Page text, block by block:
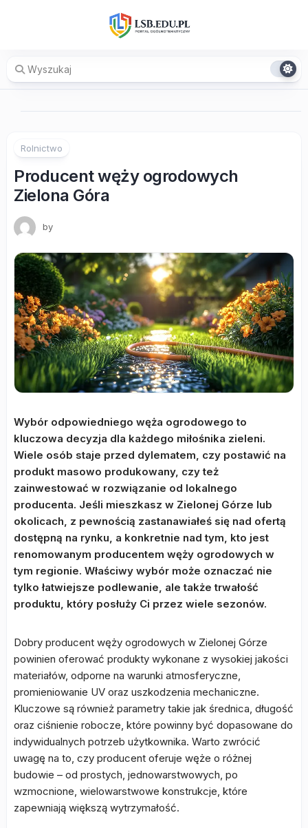
Rolnictwo
Producent węży ogrodowych
Zielona Góra
by
Wybór odpowiedniego węża ogrodowego to
kluczowa decyzja dla każdego miłośnika zieleni.
Wiele osób staje przed dylematem, czy postawić na
produkt masowo produkowany, czy też
zainwestować w rozwiązanie od lokalnego
producenta. Jeśli mieszkasz w Zielonej Górze lub
okolicach, z pewnością zastanawiałeś się nad ofertą
dostępną na rynku, a konkretnie nad tym, kto jest
renomowanym producentem węży ogrodowych w
tym regionie. Właściwy wybór może oznaczać nie
tylko łatwiejsze podlewanie, ale także trwałość
produktu, który posłuży Ci przez wiele sezonów.
Dobry producent węży ogrodowych w Zielonej Górze
powinien oferować produkty wykonane z wysokiej jakości
materiałów, odporne na warunki atmosferyczne,
promieniowanie UV oraz uszkodzenia mechaniczne.
Kluczowe są również parametry takie jak średnica, długość
oraz ciśnienie robocze, które powinny być dopasowane do
indywidualnych potrzeb użytkownika. Warto zwrócić
uwagę na to, czy producent oferuje węże o różnej
budowie – od prostych, jednowarstwowych, po
wzmocnione, wielowarstwowe konstrukcje, które
zapewniają większą wytrzymałość.